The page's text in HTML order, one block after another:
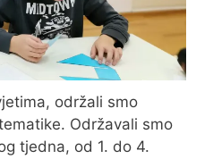
održali smo
Održavali smo
tjedna, od 1. do 4.